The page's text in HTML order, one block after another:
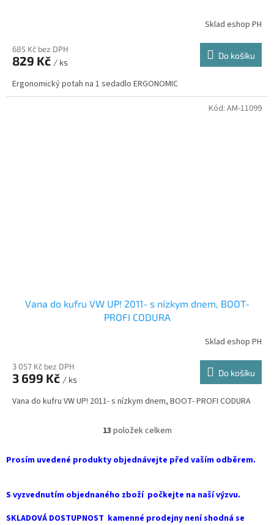
Sklad eshop PH
685 Kč bez DPH
829 Kč / ks
Do košíku
Ergonomický potah na 1 sedadlo ERGONOMIC
Vana do kufru VW UP! 2011- s nízkym dnem, BOOT-
PROFI CODURA
Sklad eshop PH
3 057 Kč bez DPH
3 699 Kč / ks
Do košíku
Vana do kufru VW UP! 2011- s nízkym dnem, BOOT- PROFI CODURA
Kód: AM-11099
O
l
a
í
13 položek celkem
Prosím uvedené produkty objednávejte před vaším odběrem.
S vyzvednutím objednaného zboží počkejte na naší výzvu.
SKLADOVÁ DOSTUPNOST kamenné prodejny není shodná se